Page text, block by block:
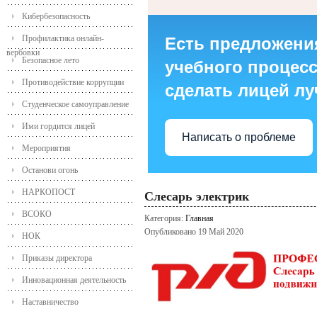
Кибербезопасность
Профилактика онлайн-
вербовки
Безопасное лето
Противодействие коррупции
Студенческое самоуправление
Ими гордится лицей
Мероприятия
Останови огонь
НАРКОПОСТ
ВСОКО
НОК
Приказы директора
Инновационная деятельность
Наставничество
Есть
учебного
сделать лицей
Написать о проблеме
Слесарь электрик
Категория: Главная
Опубликовано 19 Май 2020